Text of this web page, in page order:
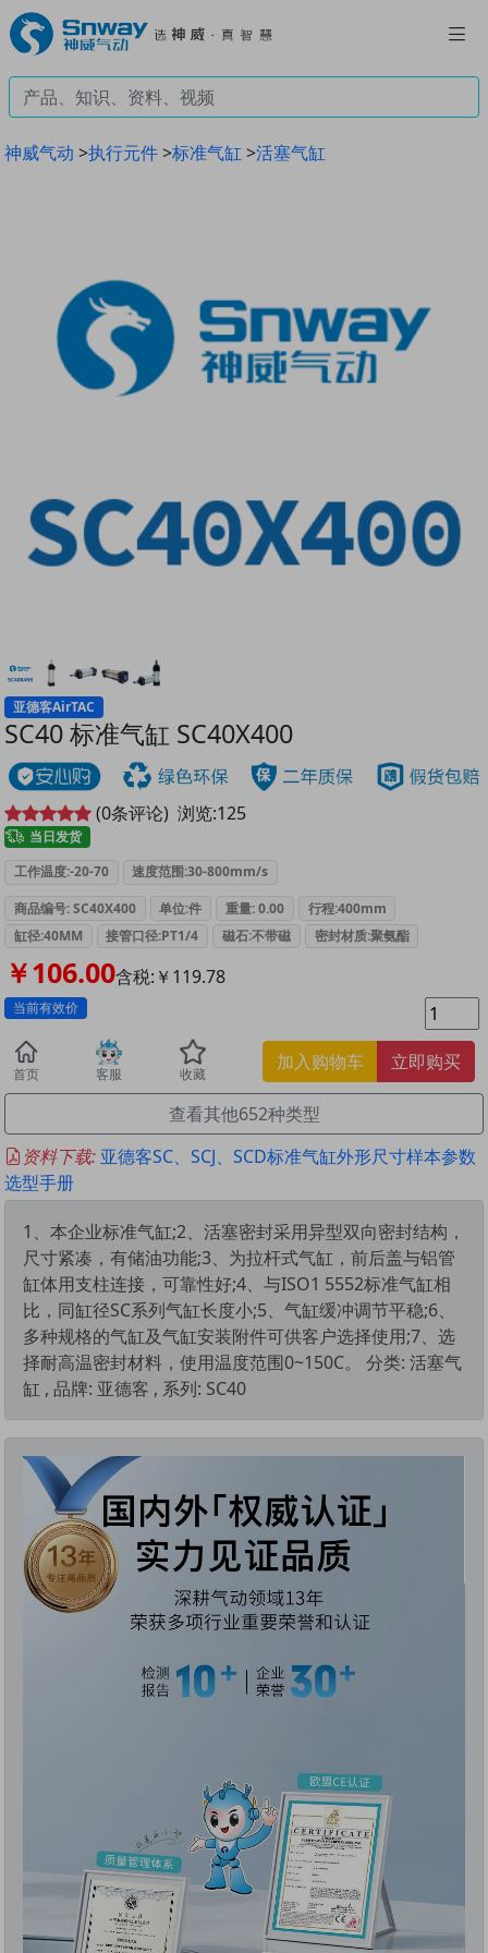
神威气动 >执行元件>标准气缸 >活塞气缸
亚德客AirTAC
SC40 标准气缸 SC40X400
(0条评论) 浏览:125
当日发货
工作温度:-20-70
速度范围:30-800mm/s
商品编号: SC40X400
单位:件 重量: 0.00
行程:400mm
缸径:40MM
接管口径:PT1/4 磁石:不带磁 密封材质:聚氨酯
￥106.00含税:￥119.78
当前有效价
首页 客服 收藏
加入购物车 立即购买
查看其他652种类型
资料下载: 亚德客SC、SCJ、SCD标准气缸外形尺寸样本参数
选型手册
1、本企业标准气缸;2、活塞密封采用异型双向密封结构，
尺寸紧凑，有储油功能;3、为拉杆式气缸，前后盖与铝管
缸体用支柱连接，可靠性好;4、与ISO1 5552标准气缸相
比，同缸径SC系列气缸长度小;5、气缸缓冲调节平稳;6、
多种规格的气缸及气缸安装附件可供客户选择使用;7、选
择耐高温密封材料，使用温度范围0~150C。 分类: 活塞气
缸 , 品牌: 亚德客 , 系列: SC40